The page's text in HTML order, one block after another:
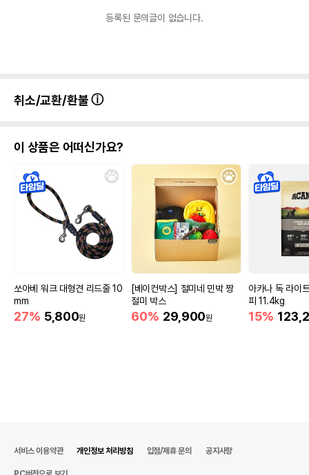
등록된 문의글이 없습니다.
취소/교환/환불
이 상품은 어떠신가요?
쏘아베 워크 대형견 리드줄 10
mm
27% 5,800원
[베이컨박스] 절미네 민박 짱
절미 박스
60% 29,900원
아카나 독 라이
피 11.4kg
15%
서비스 이용약관 개인정보 처리방침 입점/제휴 문의 공지사항